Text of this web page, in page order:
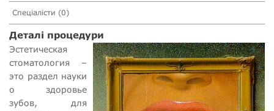
Спеціалісти (0)
Деталі процедури
Эстетическая
стоматология –
это раздел науки
о здоровье
зубов, для